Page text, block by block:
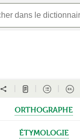
orthographe
étymologie